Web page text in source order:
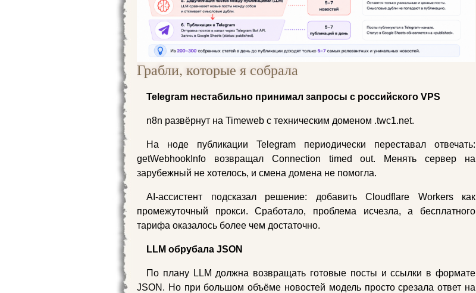
Грабли, которые я собрала
Telegram нестабильно принимал запросы с российского VPS
n8n развёрнут на Timeweb с техническим доменом .twc1.net.
На ноде публикации Telegram периодически переставал отвечать:
getWebhookInfo возвращал Connection timed out. Менять сервер на
зарубежный не хотелось, и смена домена не помогла.
AI-ассистент подсказал решение: добавить Cloudflare Workers как
промежуточный прокси. Сработало, проблема исчезла, а бесплатного
тарифа оказалось более чем достаточно.
LLM обрубала JSON
По плану LLM должна возвращать готовые посты и ссылки в формате
JSON. Но при большом объёме новостей модель просто срезала ответ на